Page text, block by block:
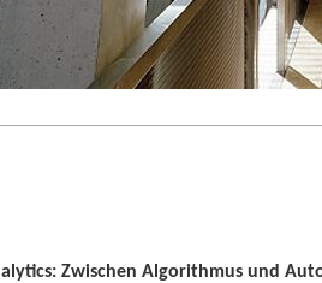
Zwischen Algorithmus und